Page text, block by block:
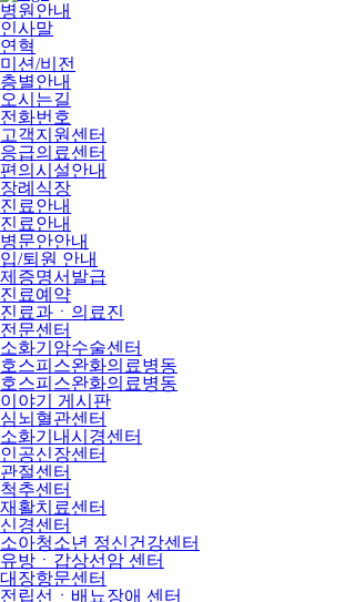
병원안내
인사말
연혁
미션/비전
층별안내
오시는길
전화번호
고객지원센터
응급의료센터
편의시설안내
장례식장
진료안내
진료안내
병문안안내
입/퇴원 안내
제증명서발급
진료예약
진료과ㆍ의료진
전문센터
소화기암수술센터
호스피스완화의료병동
호스피스완화의료병동
이야기 게시판
심뇌혈관센터
소화기내시경센터
인공신장센터
관절센터
척추센터
재활치료센터
신경센터
소아청소년 정신건강센터
유방ㆍ갑상선암 센터
대장항문센터
전립선ㆍ배뇨장애 센터